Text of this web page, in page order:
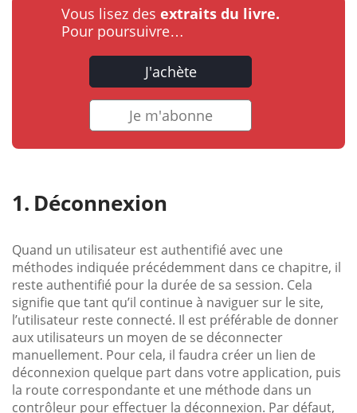
Vous lisez des extraits du livre.
Pour poursuivre…
J'achète
Je m'abonne
Déconnexion
Quand un utilisateur est authentifié avec une
méthodes indiquée précédemment dans ce chapitre, il
reste authentifié pour la durée de sa session. Cela
signifie que tant qu’il continue à naviguer sur le site,
l’utilisateur reste connecté. Il est préférable de donner
aux utilisateurs un moyen de se déconnecter
manuellement. Pour cela, il faudra créer un lien de
déconnexion quelque part dans votre application, puis
la route correspondante et une méthode dans un
contrôleur pour effectuer la déconnexion. Par défaut,